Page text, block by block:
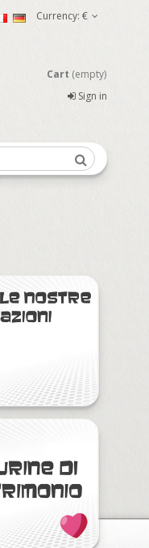
Currency: €
Cart (empty)
Sign in